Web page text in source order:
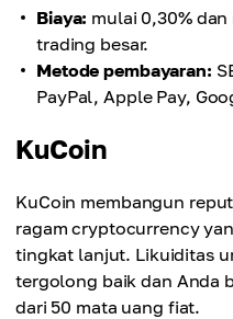
Biaya: mulai 0,30%
trading besar.
Metode pembayaran:
PayPal, Apple Pay,
KuCoin
KuCoin membangun
ragam cryptocurrency
tingkat lanjut. Likuiditas
tergolong baik dan Anda
dari 50 mata uang fiat.